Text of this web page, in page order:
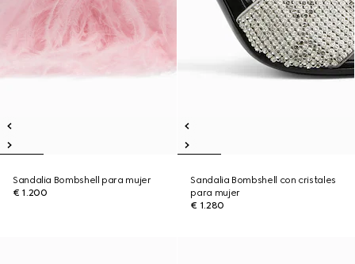
Sandalia Bombshell para mujer
€ 1.200
Sandalia Bombshell con cristales
para mujer
€ 1.280